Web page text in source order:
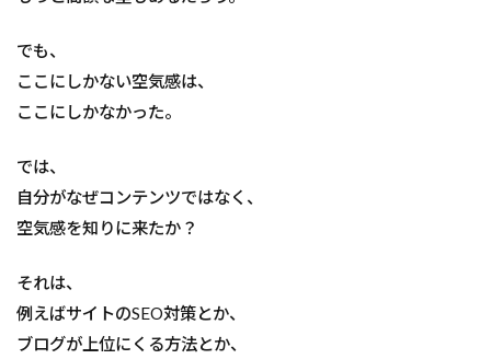
でも、
ここにしかない空気感は、
ここにしかなかった。
では、
自分がなぜコンテンツではなく、
空気感を知りに来たか？
それは、
例えばサイトのSEO対策とか、
ブログが上位にくる方法とか、